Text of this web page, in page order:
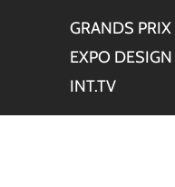
GRANDS
EXPO DESIGN
INT.TV